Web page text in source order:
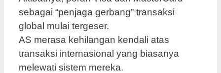
sebagai “penjaga gerbang” transaksi
global mulai tergeser.
AS merasa kehilangan kendali atas
transaksi internasional yang biasanya
melewati sistem mereka.